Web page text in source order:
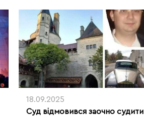
18.09.2025
Суд відмовився заочно судити